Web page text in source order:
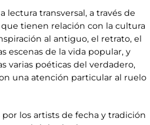
lectura transversal, a través de
tienen relación con la cultura
al antiguo, el retrato, el
escenas de la vida popular, y
varias poéticas del verdadero,
una atención particular al ruelo
por los artists de fecha y tradición